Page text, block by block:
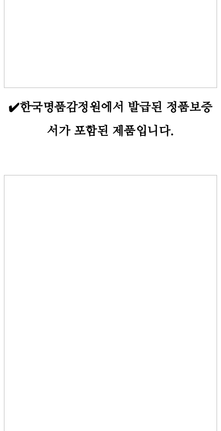
✔️한국명품감정원에서 발급된 정품보증
서가 포함된 제품입니다.